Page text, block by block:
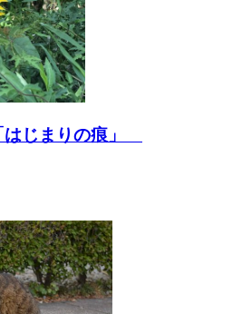
はじまりの痕」